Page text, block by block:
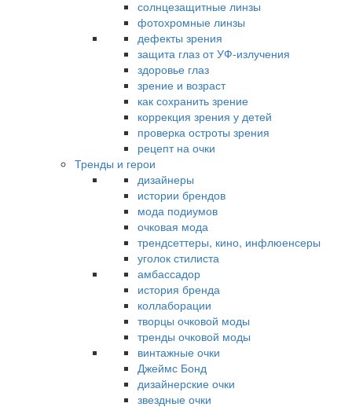
солнцезащитные линзы
фотохромные линзы
дефекты зрения
защита глаз от УФ-излучения
здоровье глаз
зрение и возраст
как сохранить зрение
коррекция зрения у детей
проверка остроты зрения
рецепт на очки
Тренды и герои
дизайнеры
истории брендов
мода подиумов
очковая мода
трендсеттеры, кино, инфлюенсеры
уголок стилиста
амбассадор
история бренда
коллаборации
творцы очковой моды
тренды очковой моды
винтажные очки
Джеймс Бонд
дизайнерские очки
звездные очки